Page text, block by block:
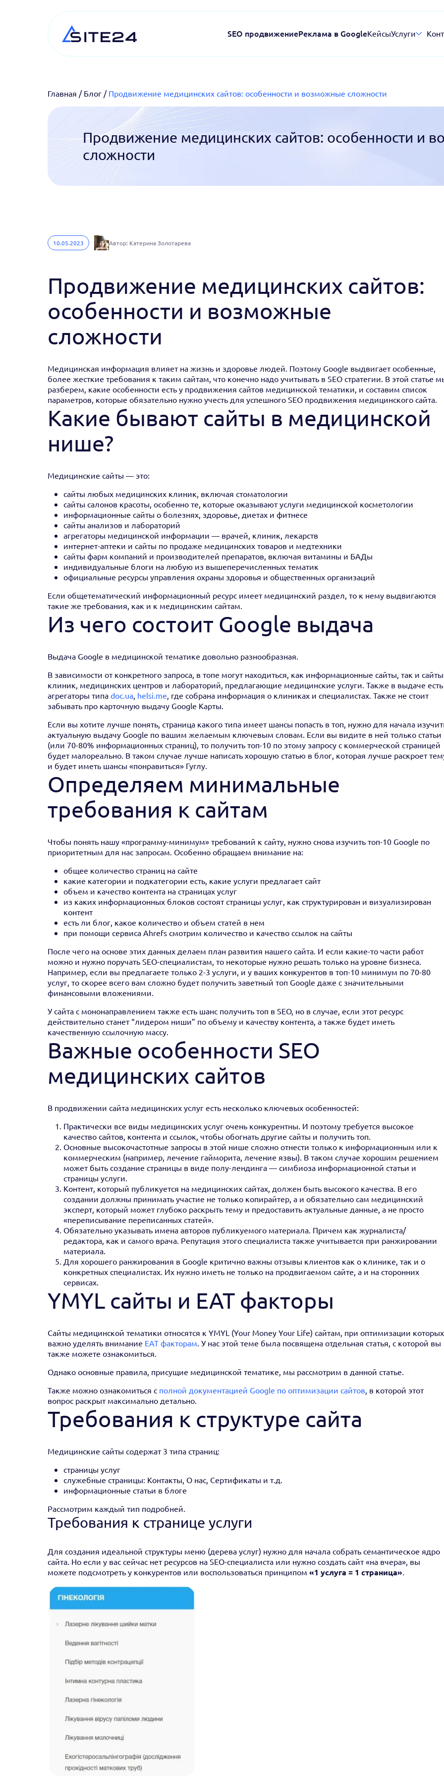
SEO продвижениеРеклама в GoogleКейсыУслуги
Главная / Блог / Продвижение медицинских сайтов: особенности и возможные сложности
Продвижение медицинских сайтов: особенности и
сложности
10.05.2023 Автор: Катерина Золотарева
Продвижение медицинских сайтов:
особенности и возможные
сложности
Медицинская информация влияет на жизнь и здоровье людей. Поэтому Google выдвигает особенные,
более жесткие требования к таким сайтам, что конечно надо учитывать в SEO стратегии. В этой статье
разберем, какие особенности есть у продвижения сайтов медицинской тематики, и составим список
параметров, которые обязательно нужно учесть для успешного SEO продвижения медицинского сайта.
Какие бывают сайты в медицинской
нише?
Медицинские сайты — это:
сайты любых медицинских клиник, включая стоматологии
сайты салонов красоты, особенно те, которые оказывают услуги медицинской косметологии
информационные сайты о болезнях, здоровье, диетах и фитнесе
сайты анализов и лабораторий
агрегаторы медицинской информации — врачей, клиник, лекарств
интернет-аптеки и сайты по продаже медицинских товаров и медтехники
сайты фарм компаний и производителей препаратов, включая витамины и БАДы
индивидуальные блоги на любую из вышеперечисленных тематик
официальные ресурсы управления охраны здоровья и общественных организаций
Если общетематический информационный ресурс имеет медицинский раздел, то к нему выдвигаются
такие же требования, как и к медицинским сайтам.
Из чего состоит Google выдача
Выдача Google в медицинской тематике довольно разнообразная.
В зависимости от конкретного запроса, в топе могут находиться, как информационные сайты, так и сайты
клиник, медицинских центров и лабораторий, предлагающие медицинские услуги. Также в выдаче есть
агрегаторы типа doc.ua helsi.me , где собрана информация о клиниках и специалистах. Также не стоит
забывать про карточную выдачу Google Карты.
Если вы хотите лучше понять, страница какого типа имеет шансы попасть в топ, нужно для начала
актуальную выдачу Google по вашим желаемым ключевым словам. Если вы видите в ней только статьи
(или 70-80% информационных страниц), то получить топ-10 по этому запросу с коммерческой страницей
будет малореально. В таком случае лучше написать хорошую статью в блог, которая лучше раскроет
и будет иметь шансы «понравиться» Гуглу.
Определяем минимальные
требования к сайтам
Чтобы понять нашу «программу-минимум» требований к сайту, нужно снова изучить топ-10 Google по
приоритетным для нас запросам. Особенно обращаем внимание на:
общее количество страниц на сайте
какие категории и подкатегории есть, какие услуги предлагает сайт
объем и качество контента на страницах услуг
из каких информационных блоков состоят страницы услуг, как структурирован и визуализирован
контент
есть ли блог, какое количество и объем статей в нем
при помощи сервиса Ahrefs смотрим количество и качество ссылок на сайты
После чего на основе этих данных делаем план развития нашего сайта. И если какие-то части работ
можно и нужно поручать SEO-специалистам, то некоторые нужно решать только на уровне бизнеса.
Например, если вы предлагаете только 2-3 услуги, и у ваших конкурентов в топ-10 минимум по 70-80
услуг, то скорее всего вам сложно будет получить заветный топ Google даже с значительными
финансовыми вложениями.
У сайта с мононаправлением также есть шанс получить топ в SEO, но в случае, если этот ресурс
действительно станет “лидером ниши” по объему и качеству контента, а также будет иметь
качественную ссылочную массу.
Важные особенности SEO
медицинских сайтов
В продвижении сайта медицинских услуг есть несколько ключевых особенностей:
Практически все виды медицинских услуг очень конкурентны. И поэтому требуется высокое
качество сайтов, контента и ссылок, чтобы обогнать другие сайты и получить топ.
Основные высокочастотные запросы в этой нише сложно отнести только к информационным или к
коммерческим (например, лечение гайморита, лечение язвы). В таком случае хорошим решением
может быть создание страницы в виде полу-лендинга — симбиоза информационной статьи и
страницы услуги.
Контент, который публикуется на медицинских сайтах, должен быть высокого качества. В его
создании должны принимать участие не только копирайтер, а и обязательно сам медицинский
эксперт, который может глубоко раскрыть тему и предоставить актуальные данные, а не просто
«переписывание переписанных статей».
Обязательно указывать имена авторов публикуемого материала. Причем как журналиста/
редактора, как и самого врача. Репутация этого специалиста также учитывается при ранжировании
материала.
Для хорошего ранжирования в Google критично важны отзывы клиентов как о клинике, так и о
конкретных специалистах. Их нужно иметь не только на продвигаемом сайте, а и на сторонних
сервисах.
YMYL сайты и EAT факторы
Сайты медицинской тематики относятся к YMYL (Your Money Your Life) сайтам, при оптимизации которых
важно уделять внимание EAT факторам . У нас этой теме была посвящена отдельная статья, с которой вы
также можете ознакомиться.
Однако основные правила, присущие медицинской тематике, мы рассмотрим в данной статье.
Также можно ознакомиться с полной документацией Google по оптимизации сайтов , в которой этот
вопрос раскрыт максимально детально.
Требования к структуре сайта
Медицинские сайты содержат 3 типа страниц:
страницы услуг
служебные страницы: Контакты, О нас, Сертификаты и т.д.
информационные статьи в блоге
Рассмотрим каждый тип подробней.
Требования к странице услуги
Для создания идеальной структуры меню (дерева услуг) нужно для начала собрать семантическое ядро
сайта. Но если у вас сейчас нет ресурсов на SEO-специалиста или нужно создать сайт «на вчера», вы
можете подсмотреть у конкурентов или воспользоваться принципом «1 услуга = 1 страница»